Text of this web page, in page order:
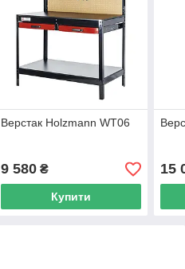
Верстак Holzmann WT06
9 580₴
Купити
15